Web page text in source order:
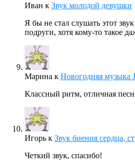
Иван к Звук молодой девушки
Я бы не стал слушать этот
подруги, хотя кому-то такое
Марина к Новогодняя музыка
Классный ритм, отличная
Игорь к Звук биения сердца,
Четкий звук, спасибо!